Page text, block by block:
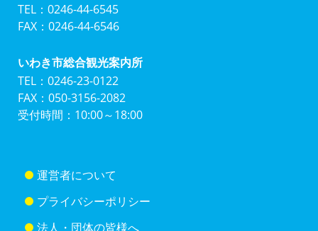
TEL：0246-44-6545
FAX：0246-44-6546
いわき市総合観光案内所
TEL：0246-23-0122
FAX：050-3156-2082
受付時間：10:00～18:00
運営者について
プライバシーポリシー
法人・団体の皆様へ